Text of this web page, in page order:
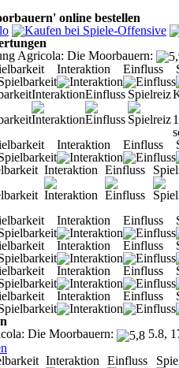
online bestellen
Agricola: Die Moorbauern:
Interaktion Einfluss
InteraktionEinfluss Spielreiz
Interaktion Einfluss
Interaktion Einfluss
Interaktion Einfluss
Interaktion Einfluss
Interaktion Einfluss
Interaktion Einfluss
Die Moorbauern:
5.8,
Interaktion Einfluss